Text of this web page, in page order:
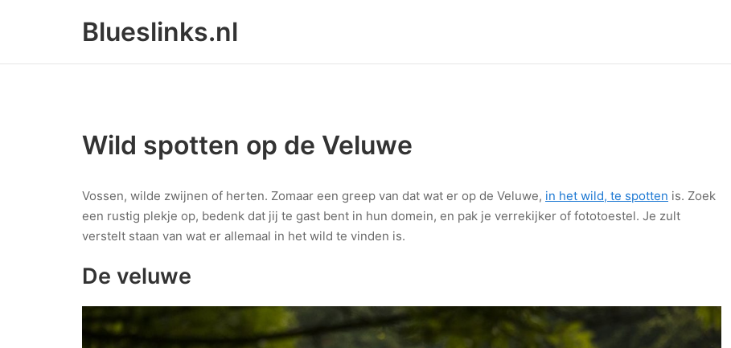
Blueslinks.nl
Wild spotten op de Veluwe
Vossen, wilde zwijnen of herten. Zomaar een greep van dat wat er op de Veluwe, in het wild, te spotten is. Zoek
een rustig plekje op, bedenk dat jij te gast bent in hun domein, en pak je verrekijker of fototoestel. Je zult
verstelt staan van wat er allemaal in het wild te vinden is.
De veluwe